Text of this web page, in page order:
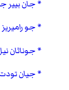
جان بيير
جو راميريز
جوناثان
جيان